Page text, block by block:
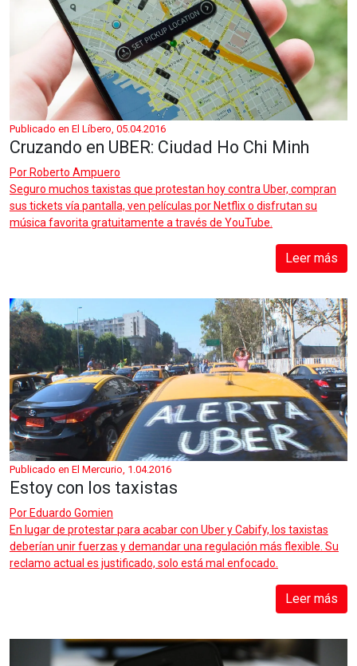
Publicado en El Líbero, 05.04.2016
Cruzando en UBER: Ciudad Ho Chi Minh
Por Roberto Ampuero
Seguro muchos taxistas que protestan hoy contra Uber, compran
sus tickets vía pantalla, ven películas por Netflix o disfrutan su
música favorita gratuitamente a través de YouTube.
Leer más
Publicado en El Mercurio, 1.04.2016
Estoy con los taxistas
Por Eduardo Gomien
En lugar de protestar para acabar con Uber y Cabify, los taxistas
deberían unir fuerzas y demandar una regulación más flexible. Su
reclamo actual es justificado, solo está mal enfocado.
Leer más